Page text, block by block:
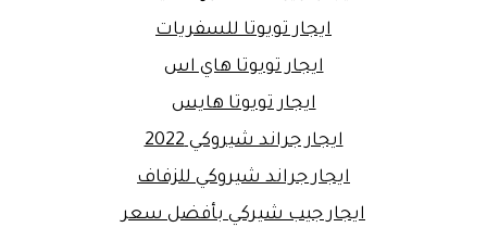
ايجار تويوتا للسفريات
ايجار تويوتا هاي اس
ايجار تويوتا هايس
ايجار جراند شيروكي 2022
ايجار جراند شيروكي للزفاف
ايجار جيب شيركي بأفضل سعر